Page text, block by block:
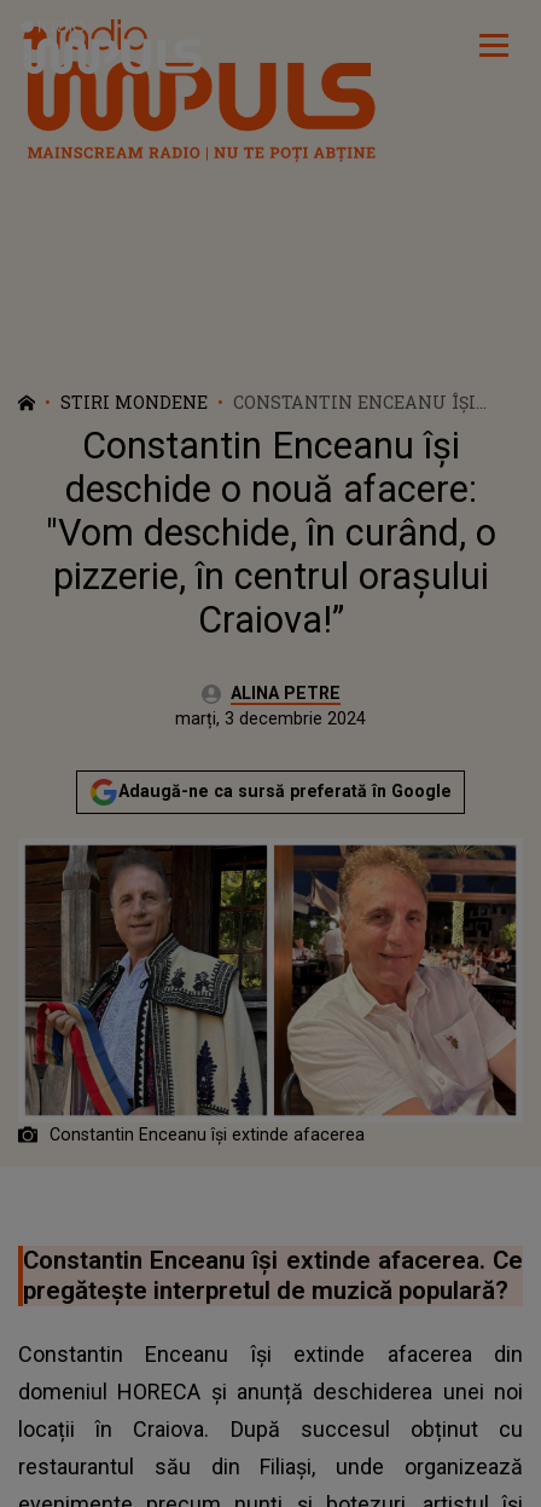
Radio Impuls
STIRI MONDENE
CONSTANTIN ENCEANU ÎȘI
DESCHIDE O NOUĂ AFACERE:
"VOM DESCHIDE, ÎN CURÂND, O
PIZZERIE, ÎN CENTRUL
ORAȘULUI CRAIOVA!”
Constantin Enceanu își
deschide o nouă afacere:
"Vom deschide, în curând, o
pizzerie, în centrul orașului
Craiova!”
Autor:ALINA PETRE
marți, 3 decembrie 2024Actualizat:
marți, 3 decembrie 2024
Adaugă-ne ca sursă preferată în Google
Constantin Enceanu își extinde afacerea
Constantin Enceanu își extinde afacerea. Ce
pregătește interpretul de muzică populară?
Constantin Enceanu își extinde afacerea din
domeniul HORECA și anunță deschiderea unei noi
locații în Craiova. După succesul obținut cu
restaurantul său din Filiași, unde organizează